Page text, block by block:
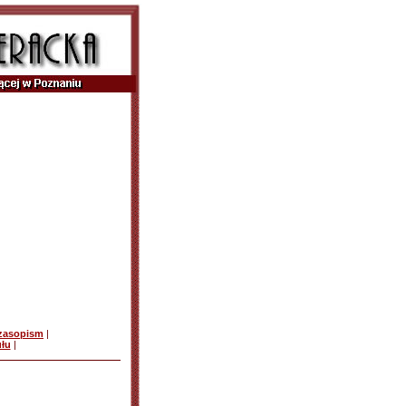
|
|